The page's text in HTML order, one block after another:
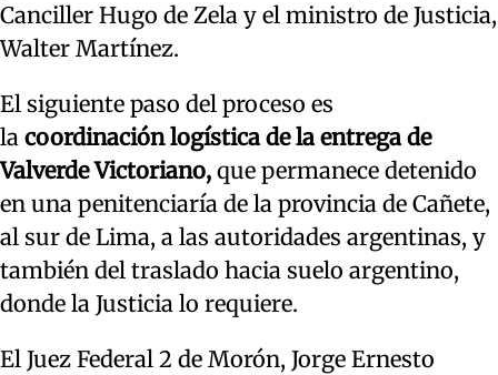
Canciller Hugo de Zela y el ministro de Justicia,
Walter Martínez.
El siguiente paso del proceso es
la coordinación logística de la entrega de
Valverde Victoriano, que permanece detenido
en una penitenciaría de la provincia de Cañete,
al sur de Lima, a las autoridades argentinas, y
también del traslado hacia suelo argentino,
donde la Justicia lo requiere.
El Juez Federal 2 de Morón, Jorge Ernesto